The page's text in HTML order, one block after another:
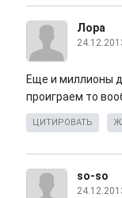
Лора
Еще и миллионы
проиграем то
ЦИТИРОВАТЬ
so-so